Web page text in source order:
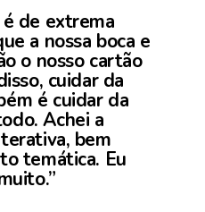
de extrema
a nossa boca e
o nosso cartão
cuidar da
é cuidar da
Achei a
bem
temática. Eu